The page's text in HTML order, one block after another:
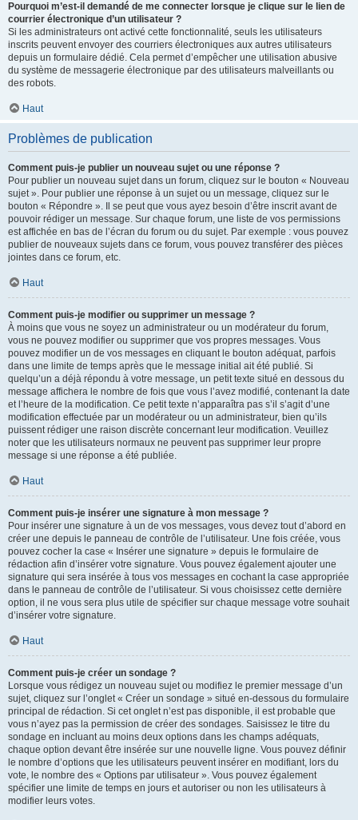
Pourquoi m’est-il demandé de me connecter lorsque je clique sur le lien de
courrier électronique d’un utilisateur ?
Si les administrateurs ont activé cette fonctionnalité, seuls les utilisateurs
inscrits peuvent envoyer des courriers électroniques aux autres utilisateurs
depuis un formulaire dédié. Cela permet d’empêcher une utilisation abusive
du système de messagerie électronique par des utilisateurs malveillants ou
des robots.
Haut
Problèmes de publication
Comment puis-je publier un nouveau sujet ou une réponse ?
Pour publier un nouveau sujet dans un forum, cliquez sur le bouton « Nouveau
sujet ». Pour publier une réponse à un sujet ou un message, cliquez sur le
bouton « Répondre ». Il se peut que vous ayez besoin d’être inscrit avant de
pouvoir rédiger un message. Sur chaque forum, une liste de vos permissions
est affichée en bas de l’écran du forum ou du sujet. Par exemple : vous pouvez
publier de nouveaux sujets dans ce forum, vous pouvez transférer des pièces
jointes dans ce forum, etc.
Haut
Comment puis-je modifier ou supprimer un message ?
À moins que vous ne soyez un administrateur ou un modérateur du forum,
vous ne pouvez modifier ou supprimer que vos propres messages. Vous
pouvez modifier un de vos messages en cliquant le bouton adéquat, parfois
dans une limite de temps après que le message initial ait été publié. Si
quelqu’un a déjà répondu à votre message, un petit texte situé en dessous du
message affichera le nombre de fois que vous l’avez modifié, contenant la date
et l’heure de la modification. Ce petit texte n’apparaîtra pas s’il s’agit d’une
modification effectuée par un modérateur ou un administrateur, bien qu’ils
puissent rédiger une raison discrète concernant leur modification. Veuillez
noter que les utilisateurs normaux ne peuvent pas supprimer leur propre
message si une réponse a été publiée.
Haut
Comment puis-je insérer une signature à mon message ?
Pour insérer une signature à un de vos messages, vous devez tout d’abord en
créer une depuis le panneau de contrôle de l’utilisateur. Une fois créée, vous
pouvez cocher la case « Insérer une signature » depuis le formulaire de
rédaction afin d’insérer votre signature. Vous pouvez également ajouter une
signature qui sera insérée à tous vos messages en cochant la case appropriée
dans le panneau de contrôle de l’utilisateur. Si vous choisissez cette dernière
option, il ne vous sera plus utile de spécifier sur chaque message votre souhait
d’insérer votre signature.
Haut
Comment puis-je créer un sondage ?
Lorsque vous rédigez un nouveau sujet ou modifiez le premier message d’un
sujet, cliquez sur l’onglet « Créer un sondage » situé en-dessous du formulaire
principal de rédaction. Si cet onglet n’est pas disponible, il est probable que
vous n’ayez pas la permission de créer des sondages. Saisissez le titre du
sondage en incluant au moins deux options dans les champs adéquats,
chaque option devant être insérée sur une nouvelle ligne. Vous pouvez définir
le nombre d’options que les utilisateurs peuvent insérer en modifiant, lors du
vote, le nombre des « Options par utilisateur ». Vous pouvez également
spécifier une limite de temps en jours et autoriser ou non les utilisateurs à
modifier leurs votes.